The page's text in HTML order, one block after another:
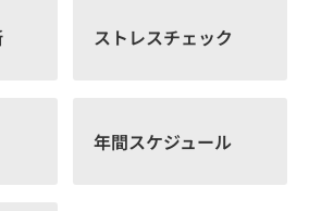
ストレスチェック
年間スケジュール